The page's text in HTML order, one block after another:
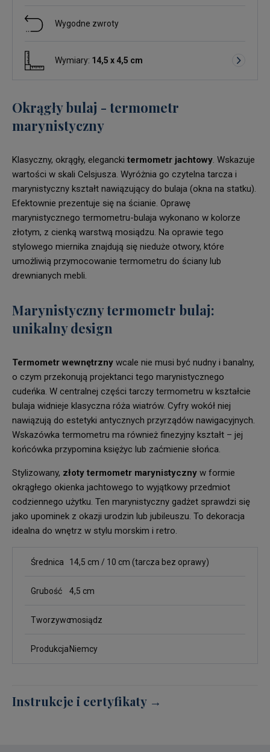
Wygodne zwroty
Wymiary: 14,5 x 4,5 cm
Okrągły bulaj - termometr
marynistyczny
Klasyczny, okrągły, elegancki termometr jachtowy . Wskazuje
wartości w skali Celsjusza. Wyróżnia go czytelna tarcza i
marynistyczny kształt nawiązujący do bulaja (okna na statku).
Efektownie prezentuje się na ścianie. Oprawę
marynistycznego termometru-bulaja wykonano w kolorze
złotym, z cienką warstwą mosiądzu. Na oprawie tego
stylowego miernika znajdują się nieduże otwory, które
umożliwią przymocowanie termometru do ściany lub
drewnianych mebli.
Marynistyczny termometr bulaj:
unikalny design
Termometr wewnętrzny wcale nie musi być nudny i banalny,
o czym przekonują projektanci tego marynistycznego
cudeńka. W centralnej części tarczy termometru w kształcie
bulaja widnieje klasyczna róża wiatrów. Cyfry wokół niej
nawiązują do estetyki antycznych przyrządów nawigacyjnych.
Wskazówka termometru ma również finezyjny kształt – jej
końcówka przypomina księżyc lub zaćmienie słońca.
Stylizowany, złoty termometr marynistyczny w formie
okrągłego okienka jachtowego to wyjątkowy przedmiot
codziennego użytku. Ten marynistyczny gadżet sprawdzi się
jako upominek z okazji urodzin lub jubileuszu. To dekoracja
idealna do wnętrz w stylu morskim i retro.
Średnica 14,5 cm / 10 cm (tarcza bez oprawy)
Grubość 4,5 cm
Tworzywomosiądz
ProdukcjaNiemcy
Instrukcje i certyfikaty →